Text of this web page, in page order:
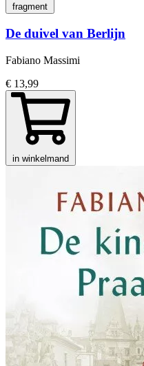
fragment
De duivel van Berlijn
Fabiano Massimi
€ 13,99
in winkelmand